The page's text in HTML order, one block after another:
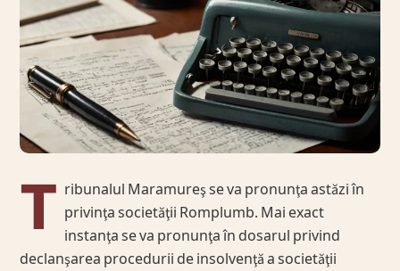
T ribunalul Maramureş se va pronunţa astăzi în
privinţa societăţii Romplumb. Mai exact
instanţa se va pronunţa în dosarul privind
declanşarea procedurii de insolvenţă a societăţii